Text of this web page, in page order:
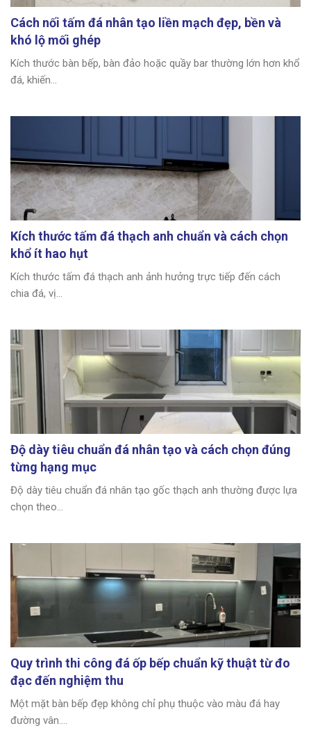
Cách nối tấm đá nhân tạo liền mạch đẹp, bền và
khó lộ mối ghép
Kích thước bàn bếp, bàn đảo hoặc quầy bar thường lớn hơn khổ
đá, khiến...
Kích thước tấm đá thạch anh chuẩn và cách chọn
khổ ít hao hụt
Kích thước tấm đá thạch anh ảnh hưởng trực tiếp đến cách
chia đá, vị...
Độ dày tiêu chuẩn đá nhân tạo và cách chọn đúng
từng hạng mục
Độ dày tiêu chuẩn đá nhân tạo gốc thạch anh thường được lựa
chọn theo...
Quy trình thi công đá ốp bếp chuẩn kỹ thuật từ đo
đạc đến nghiệm thu
Một mặt bàn bếp đẹp không chỉ phụ thuộc vào màu đá hay
đường vân....